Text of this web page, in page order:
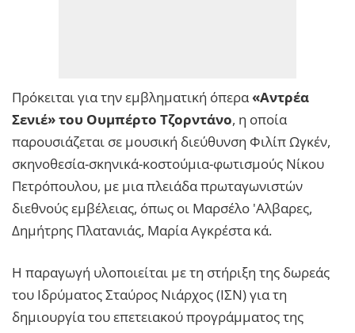
Πρόκειται για την εμβληματική όπερα«Αντρέα
Σενιέ»του Ουμπέρτο Τζορντάνο, η οποία
παρουσιάζεται σε μουσική διεύθυνση Φιλίπ Ωγκέν,
σκηνοθεσία-σκηνικά-κοστούμια-φωτισμούς Νίκου
Πετρόπουλου, με μια πλειάδα πρωταγωνιστών
διεθνούς εμβέλειας, όπως οι Μαρσέλο 'Αλβαρες,
Δημήτρης Πλατανιάς, Μαρία Αγκρέστα κά.
Η παραγωγή υλοποιείται με τη στήριξη της δωρεάς
του Ιδρύματος Σταύρος Νιάρχος (ΙΣΝ) για τη
δημιουργία του επετειακού προγράμματος της